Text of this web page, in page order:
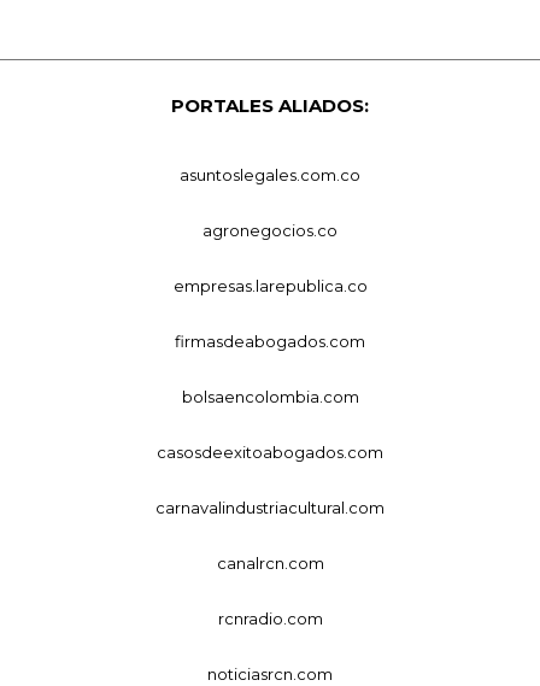
PORTALES ALIADOS:
asuntoslegales.com.co
agronegocios.co
empresas.larepublica.co
firmasdeabogados.com
bolsaencolombia.com
casosdeexitoabogados.com
carnavalindustriacultural.com
canalrcn.com
rcnradio.com
noticiasrcn.com